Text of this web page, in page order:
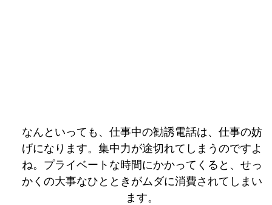
なんといっても、仕事中の勧誘電話は、仕事の妨
げになります。集中力が途切れてしまうのですよ
ね。プライベートな時間にかかってくると、せっ
かくの大事なひとときがムダに消費されてしまい
ます。